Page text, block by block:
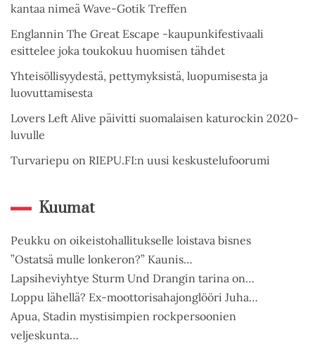
kantaa nimeä Wave-Gotik Treffen
Englannin The Great Escape -kaupunkifestivaali
esittelee joka toukokuu huomisen tähdet
Yhteisöllisyydestä, pettymyksistä, luopumisesta ja
luovuttamisesta
Lovers Left Alive päivitti suomalaisen katurockin 2020-
luvulle
Turvariepu on RIEPU.FI:n uusi keskustelufoorumi
Kuumat
Peukku on oikeistohallitukselle loistava bisnes
”Ostatsä mulle lonkeron?” Kaunis…
Lapsiheviyhtye Sturm Und Drangin tarina on…
Loppu lähellä? Ex-moottorisahajonglööri Juha…
Apua, Stadin mystisimpien rockpersoonien
veljeskunta…